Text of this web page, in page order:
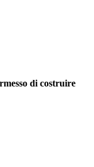
di costruire